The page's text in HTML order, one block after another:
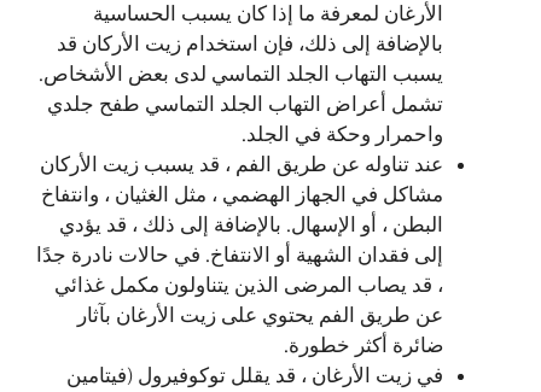
الأرغان لمعرفة ما إذا كان يسبب الحساسية
بالإضافة إلى ذلك، فإن استخدام زيت الأركان قد
يسبب التهاب الجلد التماسي لدى بعض الأشخاص.
تشمل أعراض التهاب الجلد التماسي طفح جلدي
واحمرار وحكة في الجلد.
عند تناوله عن طريق الفم ، قد يسبب زيت الأركان
مشاكل في الجهاز الهضمي ، مثل الغثيان ، وانتفاخ
البطن ، أو الإسهال. بالإضافة إلى ذلك ، قد يؤدي
إلى فقدان الشهية أو الانتفاخ. في حالات نادرة جدًا
، قد يصاب المرضى الذين يتناولون مكمل غذائي
عن طريق الفم يحتوي على زيت الأرغان بآثار
ضائرة أكثر خطورة.
في زيت الأرغان ، قد يقلل توكوفيرول (فيتامين